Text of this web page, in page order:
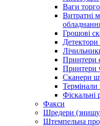
Ваги
Витратні
Грошові
Принтери
Принтери
Сканери
Термінали
Фіскальні
Факси
Шредери
Штемпельна